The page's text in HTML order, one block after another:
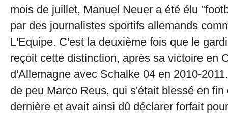
mois de juillet, Manuel Neuer a été élu
par des journalistes sportifs allemands
L'Equipe. C'est la deuxième fois que le
reçoit cette distinction, après sa victoire en
d'Allemagne avec Schalke 04 en 2010-
de peu Marco Reus, qui s'était blessé en fin
dernière et avait ainsi dû déclarer forfait